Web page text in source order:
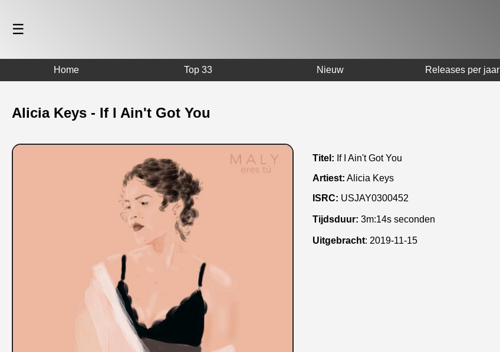
☰
Home Top 33 Nieuw Releases per jaar
Alicia Keys - If I Ain't Got You
Titel: If I Ain't Got You
Artiest: Alicia Keys
ISRC: USJAY0300452
Tijdsduur: 3m:14s seconden
Uitgebracht: 2019-11-15